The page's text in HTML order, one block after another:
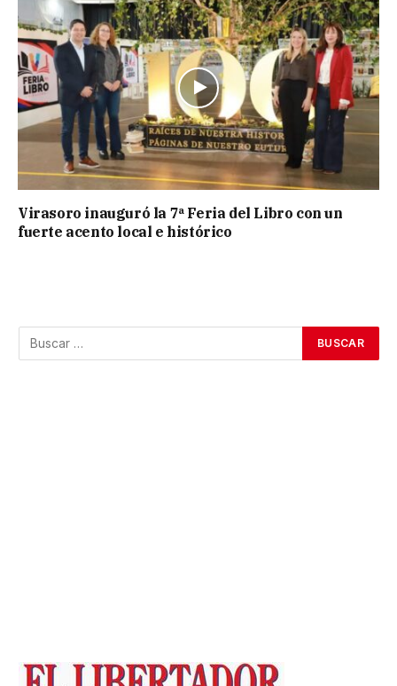
Virasoro inauguró la 7ª Feria del Libro con un
fuerte acento local e histórico